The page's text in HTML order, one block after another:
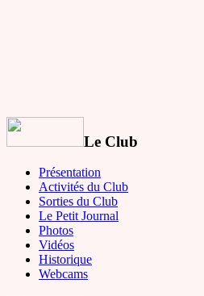
Le Club
Présentation
Activités du Club
Sorties du Club
Le Petit Journal
Photos
Vidéos
Historique
Webcams